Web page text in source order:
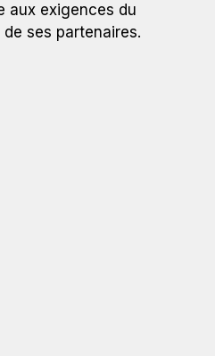
aux exigences du
ses partenaires.